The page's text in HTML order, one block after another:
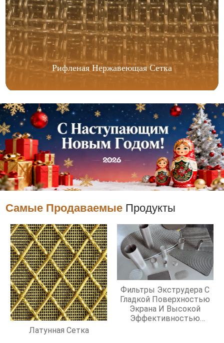
Рифленая Нержавеющая Сетка
Самые Продаваемые Продукты
Латунная Сетка
Фильтры Экструдера С
Гладкой Поверхностью
Экрана И Высокой
Эффективностью